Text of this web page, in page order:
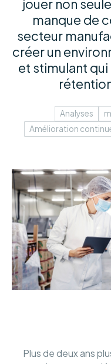
jouer non
manque de
secteur
créer un
et stimulant
Analyses
Amélioration
Plus de deux ans